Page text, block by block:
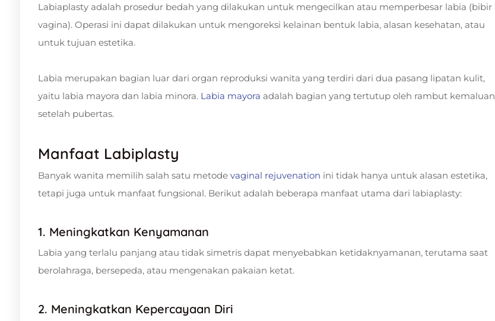
Labiaplasty adalah prosedur bedah yang dilakukan untuk mengecilkan atau memperbesar labia (bibir
vagina). Operasi ini dapat dilakukan untuk mengoreksi kelainan bentuk labia, alasan kesehatan, atau
untuk tujuan estetika.
Labia merupakan bagian luar dari organ reproduksi wanita yang terdiri dari dua pasang lipatan kulit,
yaitu labia mayora dan labia minora. Labia mayora adalah bagian yang tertutup oleh rambut kemaluan
setelah pubertas.
Manfaat Labiplasty
Banyak wanita memilih salah satu metode vaginal rejuvenation ini tidak hanya untuk alasan estetika,
tetapi juga untuk manfaat fungsional. Berikut adalah beberapa manfaat utama dari labiaplasty:
1. Meningkatkan Kenyamanan
Labia yang terlalu panjang atau tidak simetris dapat menyebabkan ketidaknyamanan, terutama saat
berolahraga, bersepeda, atau mengenakan pakaian ketat.
2. Meningkatkan Kepercayaan Diri